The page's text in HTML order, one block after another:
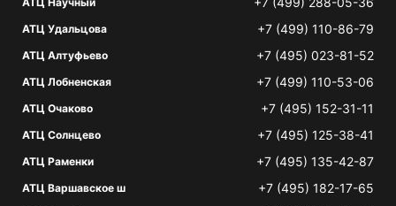
АТЦ Удальцова +7 (499) 110-86-79
АТЦ Алтуфьево +7 (495) 023-81-52
АТЦ Лобненская +7 (499) 110-53-06
АТЦ Очаково +7 (495) 152-31-11
АТЦ Солнцево +7 (495) 125-38-41
АТЦ Раменки +7 (495) 135-42-87
АТЦ Варшавское ш +7 (495) 182-17-65